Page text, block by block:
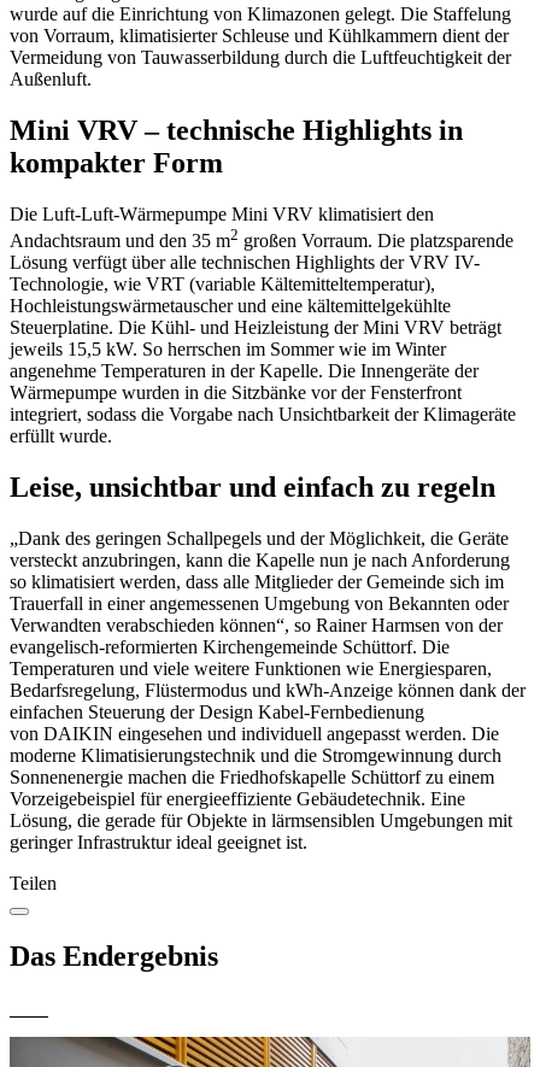
wurde auf die Einrichtung von Klimazonen gelegt. Die Staffelung
von Vorraum, klimatisierter Schleuse und Kühlkammern dient der
Vermeidung von Tauwasserbildung durch die Luftfeuchtigkeit der
Außenluft.
Mini VRV – technische Highlights in
kompakter Form
Die Luft-Luft-Wärmepumpe Mini VRV klimatisiert den
Andachtsraum und den 35 m2 großen Vorraum. Die platzsparende
Lösung verfügt über alle technischen Highlights der VRV IV-
Technologie, wie VRT (variable Kältemitteltemperatur),
Hochleistungswärmetauscher und eine kältemittelgekühlte
Steuerplatine. Die Kühl- und Heizleistung der Mini VRV beträgt
jeweils 15,5 kW. So herrschen im Sommer wie im Winter
angenehme Temperaturen in der Kapelle. Die Innengeräte der
Wärmepumpe wurden in die Sitzbänke vor der Fensterfront
integriert, sodass die Vorgabe nach Unsichtbarkeit der Klimageräte
erfüllt wurde.
Leise, unsichtbar und einfach zu regeln
„Dank des geringen Schallpegels und der Möglichkeit, die Geräte
versteckt anzubringen, kann die Kapelle nun je nach Anforderung
so klimatisiert werden, dass alle Mitglieder der Gemeinde sich im
Trauerfall in einer angemessenen Umgebung von Bekannten oder
Verwandten verabschieden können“, so Rainer Harmsen von der
evangelisch-reformierten Kirchengemeinde Schüttorf. Die
Temperaturen und viele weitere Funktionen wie Energiesparen,
Bedarfsregelung, Flüstermodus und kWh-Anzeige können dank der
einfachen Steuerung der Design Kabel-Fernbedienung
von DAIKIN eingesehen und individuell angepasst werden. Die
moderne Klimatisierungstechnik und die Stromgewinnung durch
Sonnenenergie machen die Friedhofskapelle Schüttorf zu einem
Vorzeigebeispiel für energieeffiziente Gebäudetechnik. Eine
Lösung, die gerade für Objekte in lärmsensiblen Umgebungen mit
geringer Infrastruktur ideal geeignet ist.
Teilen
Das Endergebnis